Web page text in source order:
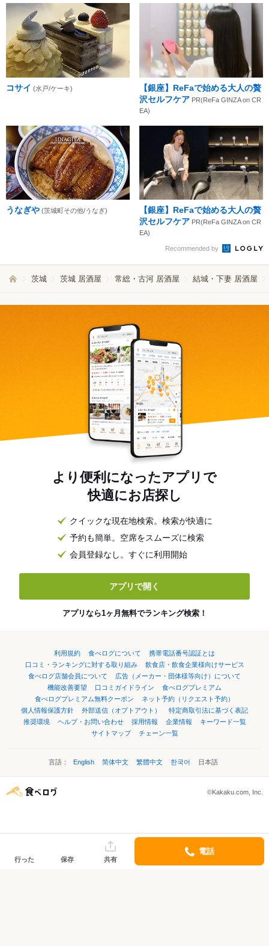
コサイ (水戸/ケーキ)
【銀座】ReFaで始める大人の贅
沢セルフケア PR(ReFa GINZA on CR
EA)
うなぎや (茨城町その他/うなぎ)
【銀座】ReFaで始める大人の贅
沢セルフケア PR(ReFa GINZA on CR
EA)
Recommended by
茨城 茨城 居酒屋 常総・古河 居酒屋 結城・下妻 居酒屋
より便利になったアプリで
快適にお店探し
クイックな現在地検索。検索が快適に
予約も簡単。空席をスムーズに検索
会員登録なし。すぐに利用開始
アプリで開く
アプリなら1ヶ月無料でランキング検索！
利用規約 食べログについて
携帯電話番号認証とは
口コミ・ランキングに対する取り組み
飲食店・飲食企業様向けサービス
食べログ店舗会員について
広告（メーカー・団体様等向け）について
機能改善要望
口コミガイドライン
食べログプレミアム
食べログプレミアム無料クーポン
ネット予約（リクエスト予約）
個人情報保護方針
外部送信（オプトアウト）
特定商取引法に基づく表記
推奨環境
ヘルプ・お問い合わせ 採用情報 企業情報
キーワード一覧
サイトマップ
チェーン一覧
言語： English 简体中文 繁體中文 한국어 日本語
©Kakaku.com, Inc.
行った 保存 共有
電話